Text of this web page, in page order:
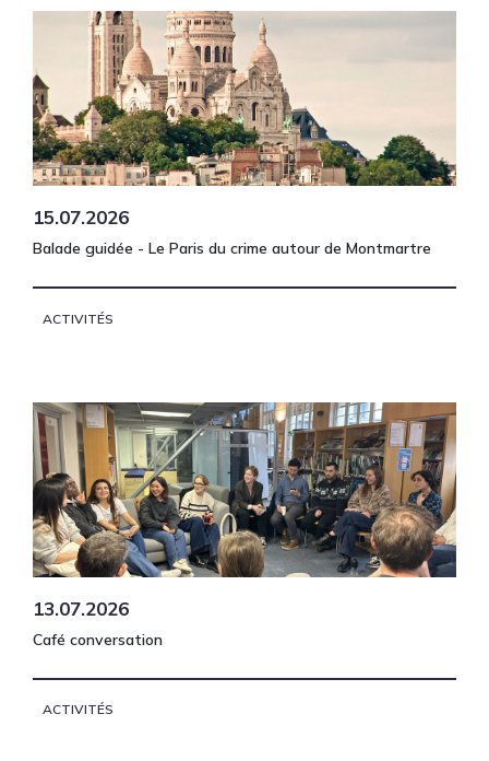
15.07.2026
Balade guidée - Le Paris du crime autour de Montmartre
ACTIVITÉS
13.07.2026
Café conversation
ACTIVITÉS